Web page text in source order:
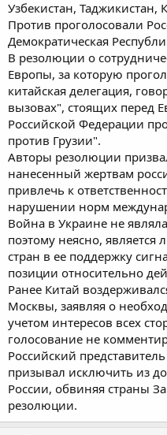
Узбекистан,
Против проголосовали
Демократическая
В резолюции о
Европы, за которую
китайская делегация,
вызовах", стоящих перед
Российской Федерации
против Грузии".
Авторы резолюции
нанесенный жертвам
привлечь к
нарушении норм
Война в Украине не
поэтому неясно, является
стран в ее поддержку
позиции относительно
Ранее Китай
Москвы, заявляя о
учетом интересов всех
голосование не
Российский
призывал исключить из
России, обвиняя страны
резолюции.